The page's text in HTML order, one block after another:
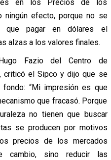
en los Precios de los
ningún efecto, porque no se
que pagar en dólares el
alzas a los valores finales.
Fazio del Centro de
criticó el Sipco y dijo que se
“Mi impresión es que
que fracasó. Porque
no tienen que buscar
se producen por motivos
precios de los mercados
cambio, sino reducir las